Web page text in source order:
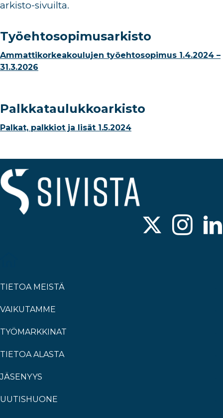
arkisto-sivuilta.
Työehtosopimusarkisto
Ammattikorkeakoulujen työehtosopimus 1.4.2024 –
31.3.2026
Palkkataulukkoarkisto
Palkat, palkkiot ja lisät 1.5.2024
TIETOA MEISTÄ
VAIKUTAMME
TYÖMARKKINAT
TIETOA ALASTA
JÄSENYYS
UUTISHUONE